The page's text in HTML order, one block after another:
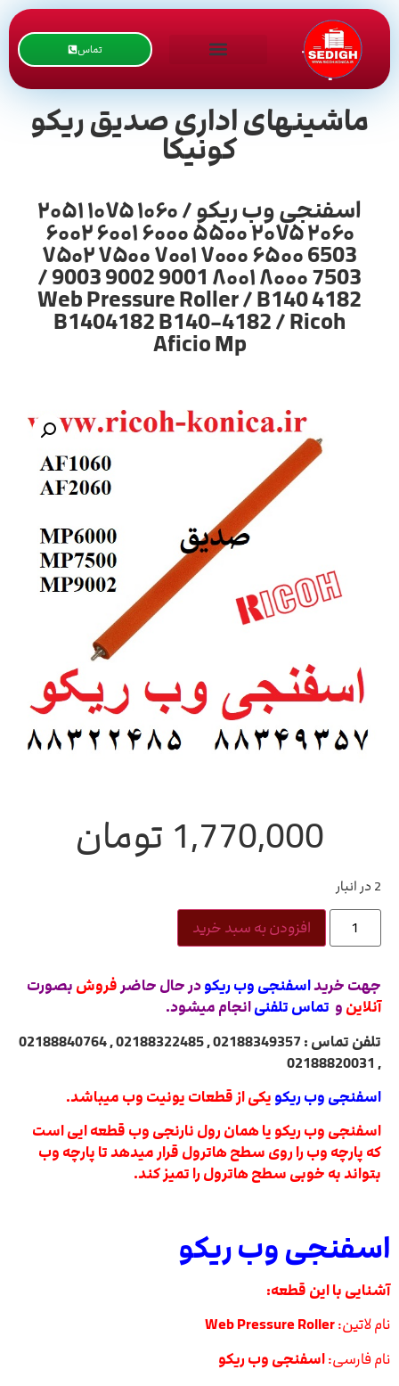
تماس
ماشینهای اداری صدیق ریکو
کونیکا
اسفنجی وب ریکو / ۱۰۶۰ ۱۰۷۵ ۲۰۵۱
۲۰۶۰ ۲۰۷۵ ۵۵۰۰ ۶۰۰۰ ۶۰۰۱ ۶۰۰۲
6503 ۶۵۰۰ ۷۰۰۰ ۷۰۰۱ ۷۵۰۰ ۷۵۰۲
7503 ۸۰۰۰ ۸۰۰۱ 9001 9002 9003 /
Web Pressure Roller / B140 4182
B1404182 B140-4182 / Ricoh
Aficio Mp
1,770,000 تومان
2 در انبار
افزودن به سبد خرید
جهت خریداسفنجی وب ریکودر حال حاضرفروش بصورت
آنلاین و تماس تلفنیانجام میشود.
تلفن تماس : 02188349357 , 02188322485 , 02188840764
, 02188820031
اسفنجی وب ریکو یکی از قطعات یونیت وب میباشد.
اسفنجی وب ریکو یا همان رول نارنجی وب قطعه ایی است
که پارچه وب را روی سطح هاترول قرار میدهد تا پارچه وب
بتواند به خوبی سطح هاترول را تمیز کند.
اسفنجی وب ریکو
آشنایی با این قطعه:
نام لاتین:Web Pressure Roller
نام فارسی:اسفنجی وب ریکو